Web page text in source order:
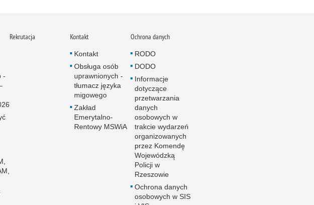
-
Rekrutacja Kontakt
Kontakt
Obsługa osób
uprawnionych -
tłumacz języka
migowego
Zakład
Emerytalno-
Rentowy MSWiA
Ochrona danych
RODO
DODO
Informacje
dotyczące
przetwarzania
danych
osobowych w
trakcie wydarzeń
organizowanych
przez Komendę
Wojewódzką
Policji w
Rzeszowie
Ochrona danych
osobowych w SIS